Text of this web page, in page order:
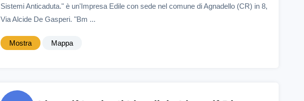
Sistemi Anticaduta." è un'Impresa Edile con sede nel comune di Agnadello (CR) in 8,
Via Alcide De Gasperi. "Bm ...
Mostra Mappa